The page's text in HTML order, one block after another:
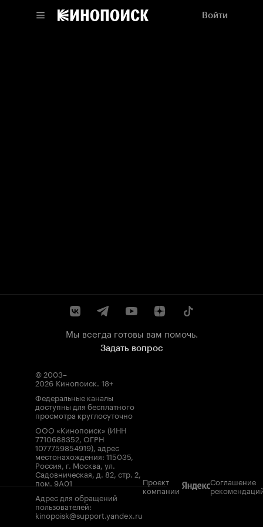
Войти
Мы всегда готовы вам помочь.
Задать вопрос
© 2003–
2026 Кинопоиск. 18+
Федеральные каналы
доступны для бесплатного
просмотра круглосуточно
ООО «Кинопоиск» (ИНН
7710688352, ОГРН
1077759854919), адрес
местонахождения: 115035,
Россия, г. Москва, ул.
Садовническая, д. 82, стр. 2,
пом. 9А01
Адрес для обращений
пользователей:
kinopoisk@support.yandex.ru
Проект
компании
Соглашение